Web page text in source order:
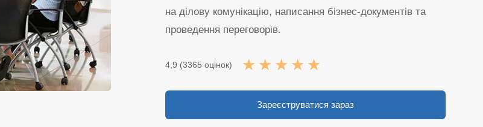
на ділову комунікацію, написання бізнес-документів та
проведення переговорів.
4,9 (3365 оцінок) ☆ ☆ ☆ ☆ ☆
Зареєструватися зараз